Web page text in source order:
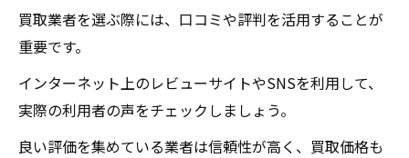
買取業者を選ぶ際には、口コミや評判を活用することが
重要です。
インターネット上のレビューサイトやSNSを利用して、
実際の利用者の声をチェックしましょう。
良い評価を集めている業者は信頼性が高く、買取価格も